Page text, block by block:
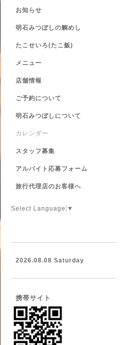
お知らせ
明石みつぼしの鯛めし
たこせいろ(たこ飯)
メニュー
店舗情報
ご予約について
明石みつぼしについて
カレンダー
スタッフ募集
アルバイト応募フォーム
旅行代理店のお客様へ
Select Language ▼
2026.08.08 Saturday
携帯サイト